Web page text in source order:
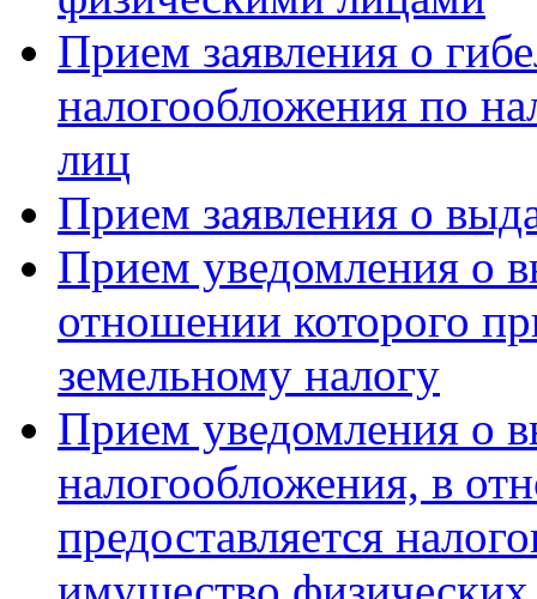
Прием заявления о
налогообложения по
лиц
Прием заявления о
Прием уведомления о
отношении которого
земельному налогу
Прием уведомления о
налогообложения, в
предоставляется